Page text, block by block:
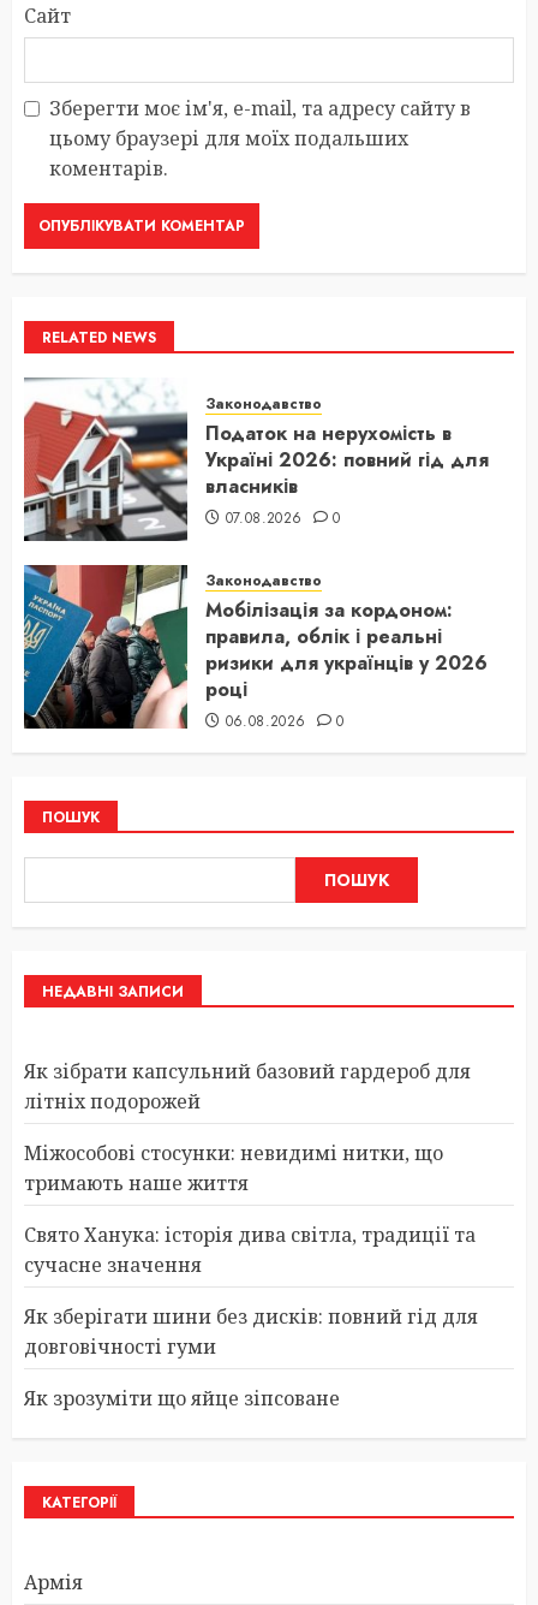
Сайт
Зберегти моє ім'я, e-mail, та адресу сайту в
цьому браузері для моїх подальших
коментарів.
RELATED NEWS
Законодавство
Податок на нерухомість в
Україні 2026: повний гід для
власників
07.08.2026 0
Законодавство
Мобілізація за кордоном:
правила, облік і реальні
ризики для українців у 2026
році
06.08.2026 0
ПОШУК
ПОШУК
НЕДАВНІ ЗАПИСИ
Як зібрати капсульний базовий гардероб для
літніх подорожей
Міжособові стосунки: невидимі нитки, що
тримають наше життя
Свято Ханука: історія дива світла, традиції та
сучасне значення
Як зберігати шини без дисків: повний гід для
довговічності гуми
Як зрозуміти що яйце зіпсоване
КАТЕГОРІЇ
Армія